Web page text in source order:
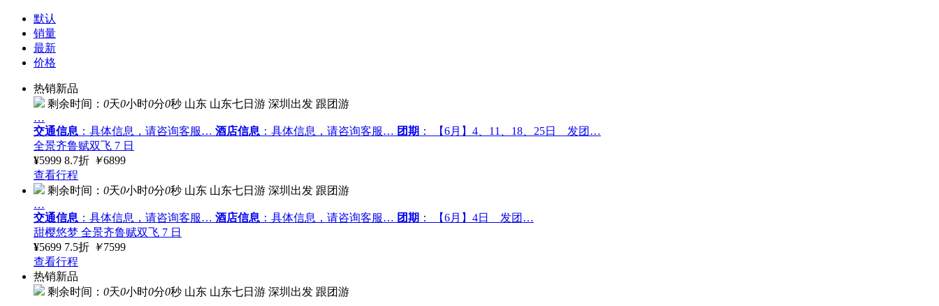
默认
销量
最新
价格
热销新品
剩余时间： 0天0小时0分0秒 山东 山东七日游 深圳出发 跟团游
…
交通信息 ：具体信息，请咨询客服… 酒店信息 ：具体信息，请咨询客服… 团期 ： 【6月】4、11、18、25日 发团…
全景齐鲁赋双飞 7 日
¥5999 8.7折 ￥6899
查看行程
剩余时间： 0天0小时0分0秒 山东 山东七日游 深圳出发 跟团游
…
交通信息 ：具体信息，请咨询客服… 酒店信息 ：具体信息，请咨询客服… 团期 ： 【6月】4日 发团…
甜樱悠梦 全景齐鲁赋双飞 7 日
¥5699 7.5折 ￥7599
查看行程
热销新品
剩余时间： 0天0小时0分0秒 山东 山东七日游 深圳出发 跟团游